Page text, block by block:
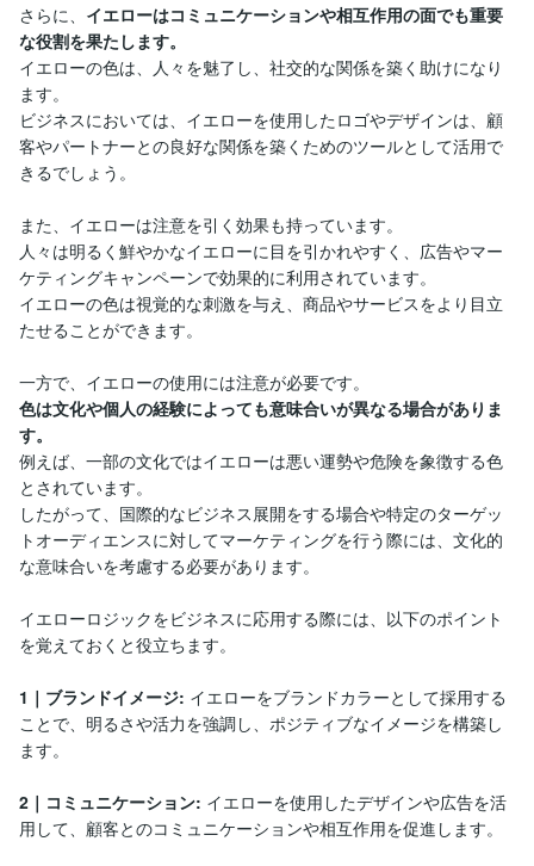
さらに、 イエローはコミュニケーションや相互作用の面でも重要
な役割を果たします。
イエローの色は、人々を魅了し、社交的な関係を築く助けになり
ます。
ビジネスにおいては、イエローを使用したロゴやデザインは、顧
客やパートナーとの良好な関係を築くためのツールとして活用で
きるでしょう。
また、イエローは注意を引く効果も持っています。
人々は明るく鮮やかなイエローに目を引かれやすく、広告やマー
ケティングキャンペーンで効果的に利用されています。
イエローの色は視覚的な刺激を与え、商品やサービスをより目立
たせることができます。
一方で、イエローの使用には注意が必要です。
色は文化や個人の経験によっても意味合いが異なる場合がありま
す。
例えば、一部の文化ではイエローは悪い運勢や危険を象徴する色
とされています。
したがって、国際的なビジネス展開をする場合や特定のターゲッ
トオーディエンスに対してマーケティングを行う際には、文化的
な意味合いを考慮する必要があります。
イエローロジックをビジネスに応用する際には、以下のポイント
を覚えておくと役立ちます。
1｜ブランドイメージ: イエローをブランドカラーとして採用する
ことで、明るさや活力を強調し、ポジティブなイメージを構築し
ます。
2｜コミュニケーション: イエローを使用したデザインや広告を活
用して、顧客とのコミュニケーションや相互作用を促進します。